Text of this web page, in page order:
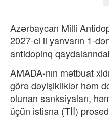
Azərbaycan Milli
2027-ci il yanvarın 1-
antidopinq
AMADA-nın mətbuat
görədəyişikliklər həm
olunan sanksiyaları,
üçün istisna (Tİİ)